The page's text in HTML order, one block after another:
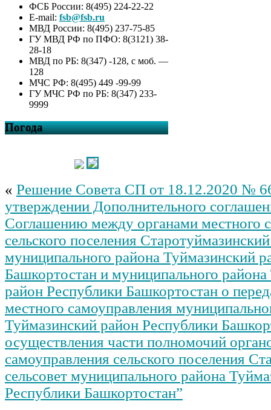
ФСБ России: 8(495) 224-22-22
E-mail: fsb@fsb.ru
МВД России: 8(495) 237-75-85
ГУ МВД РФ по ПФО: 8(3121) 38-
28-18
МВД по РБ: 8(347) -128, с моб. —
128
МЧС РФ: 8(495) 449 -99-99
ГУ МЧС РФ по РБ: 8(347) 233-
9999
Погода
« Решение Совета СП от 18.12.2020 №
утверждении Дополнительного
Соглашению между органами местного
сельского поселения
муниципального района Туймазинский
Башкортостан и муниципального
район Республики Башкортостан о
местного самоуправления
Туймазинский район Республики
осуществления части полномочий
самоуправления сельского поселения
сельсовет муниципального района
Республики Башкортостан”